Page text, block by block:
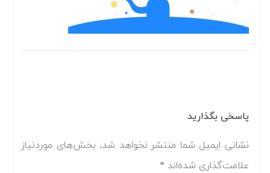
پاسخی بگذارید
نشانی ایمیل شما منتشر نخواهد شد. بخش‌های موردنیاز
علامت‌گذاری شده‌اند *